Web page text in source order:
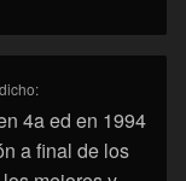
4a ed en 1994
a final de los